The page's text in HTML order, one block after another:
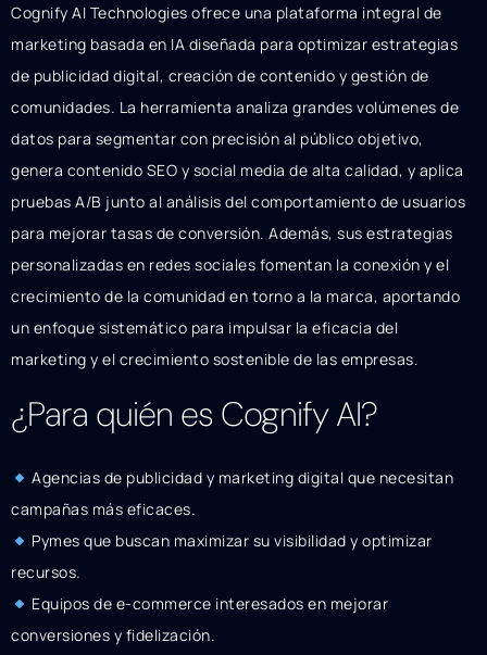
Cognify AI Technologies ofrece una plataforma integral de
marketing basada en IA diseñada para optimizar estrategias
de publicidad digital, creación de contenido y gestión de
comunidades. La herramienta analiza grandes volúmenes de
datos para segmentar con precisión al público objetivo,
genera contenido SEO y social media de alta calidad, y aplica
pruebas A/B junto al análisis del comportamiento de usuarios
para mejorar tasas de conversión. Además, sus estrategias
personalizadas en redes sociales fomentan la conexión y el
crecimiento de la comunidad en torno a la marca, aportando
un enfoque sistemático para impulsar la eficacia del
marketing y el crecimiento sostenible de las empresas.
¿Para quién es Cognify AI?
Agencias de publicidad y marketing digital que necesitan
campañas más eficaces.
Pymes que buscan maximizar su visibilidad y optimizar
recursos.
Equipos de e-commerce interesados en mejorar
conversiones y fidelización.